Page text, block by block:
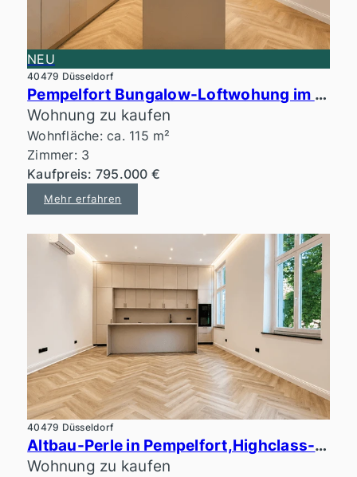
NEU
40479 Düsseldorf
Pempelfort Bungalow-Loftwohung im ruhigen Innenhof
Wohnung zu kaufen
Wohnfläche: ca. 115 m²
Zimmer: 3
Kaufpreis: 795.000 €
Mehr erfahren
40479 Düsseldorf
Altbau-Perle in Pempelfort,Highclass-Ausstattung, Erstbezug
Wohnung zu kaufen